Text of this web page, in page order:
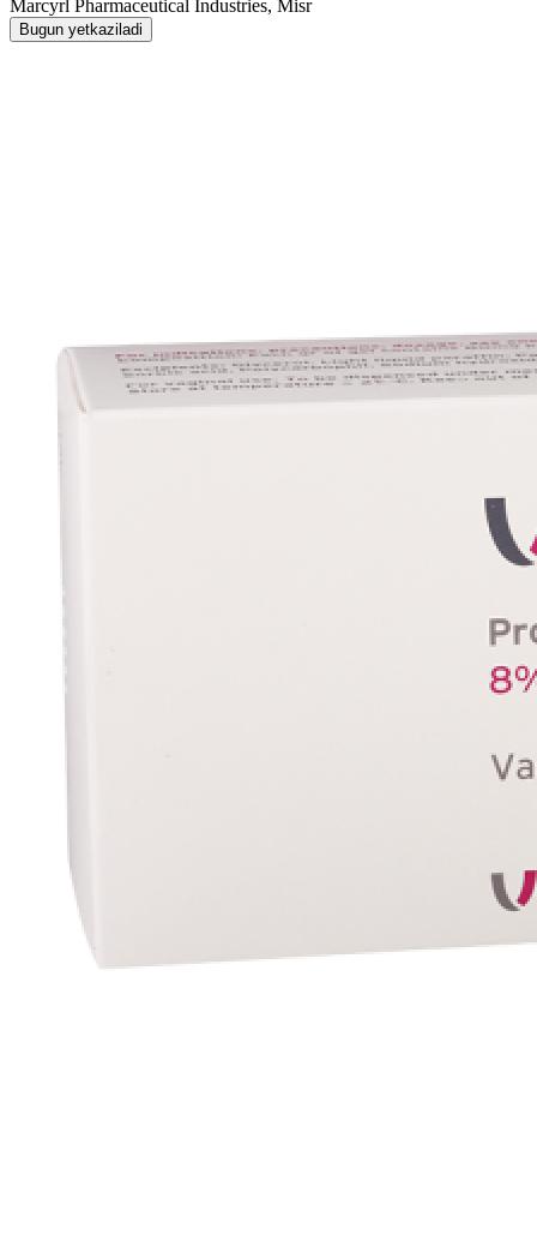
Marcyrl Pharmaceutical Industries, Misr
Bugun yetkaziladi